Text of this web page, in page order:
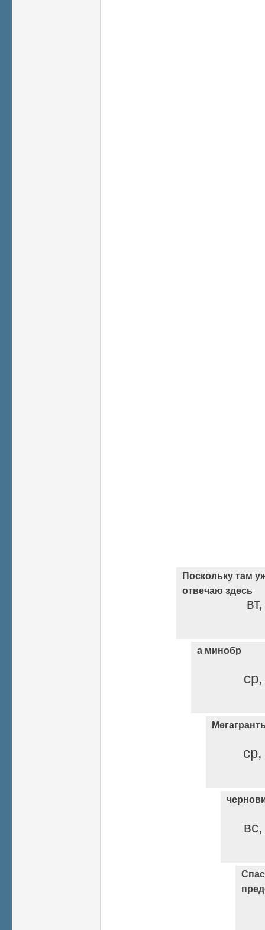
Поскольку там
отвечаю здесь
а минобр